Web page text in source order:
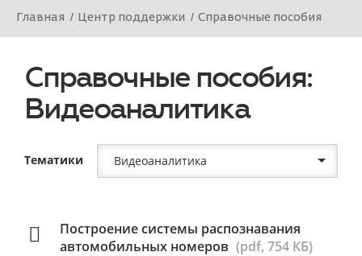
Главная Центр поддержки Справочные пособия
Справочные пособия:
Видеоаналитика
Тематики Видеоаналитика
Построение системы распознавания
автомобильных номеров (pdf, 754 КБ)